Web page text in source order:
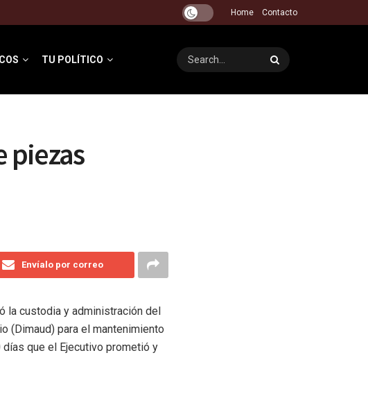
Home Contacto
TU POLÍTICO
piezas
Envíalo por correo
la custodia y administración del
(Dimaud) para el mantenimiento
que el Ejecutivo prometió y